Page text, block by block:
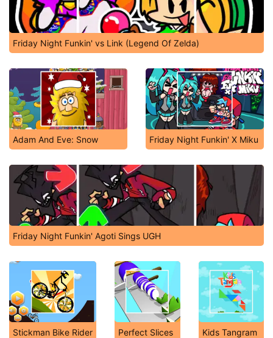
Friday Night Funkin' vs Link (Legend Of Zelda)
Adam And Eve: Snow Friday Night Funkin' X Miku
Friday Night Funkin' Agoti Sings UGH
Stickman Bike Rider Perfect Slices Kids Tangram